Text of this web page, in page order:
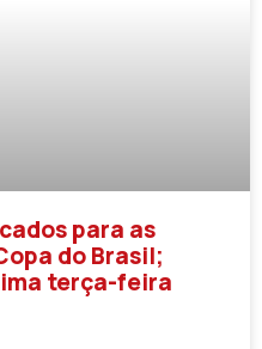
para as
do Brasil;
terça-feira